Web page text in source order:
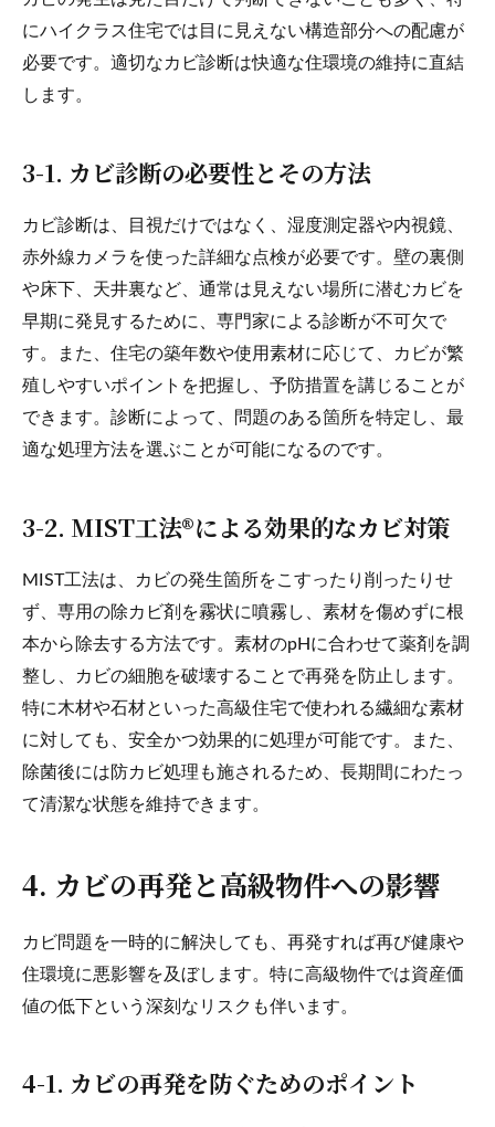
にハイクラス住宅では目に見えない構造部分への配慮が
必要です。適切なカビ診断は快適な住環境の維持に直結
します。
3-1. カビ診断の必要性とその方法
カビ診断は、目視だけではなく、湿度測定器や内視鏡、
赤外線カメラを使った詳細な点検が必要です。壁の裏側
や床下、天井裏など、通常は見えない場所に潜むカビを
早期に発見するために、専門家による診断が不可欠で
す。また、住宅の築年数や使用素材に応じて、カビが繁
殖しやすいポイントを把握し、予防措置を講じることが
できます。診断によって、問題のある箇所を特定し、最
適な処理方法を選ぶことが可能になるのです。
3-2. MIST工法®による効果的なカビ対策
MIST工法は、カビの発生箇所をこすったり削ったりせ
ず、専用の除カビ剤を霧状に噴霧し、素材を傷めずに根
本から除去する方法です。素材のpHに合わせて薬剤を調
整し、カビの細胞を破壊することで再発を防止します。
特に木材や石材といった高級住宅で使われる繊細な素材
に対しても、安全かつ効果的に処理が可能です。また、
除菌後には防カビ処理も施されるため、長期間にわたっ
て清潔な状態を維持できます。
4. カビの再発と高級物件への影響
カビ問題を一時的に解決しても、再発すれば再び健康や
住環境に悪影響を及ぼします。特に高級物件では資産価
値の低下という深刻なリスクも伴います。
4-1. カビの再発を防ぐためのポイント